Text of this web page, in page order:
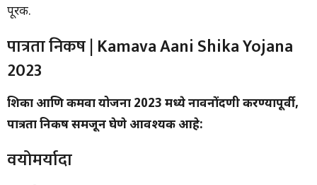
पूरक.
पात्रता निकष | Kamava Aani Shika Yojana
2023
शिका आणि कमवा योजना 2023 मध्ये नावनोंदणी करण्यापूर्वी,
पात्रता निकष समजून घेणे आवश्यक आहे:
वयोमर्यादा